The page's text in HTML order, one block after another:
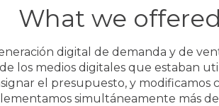
What we offered
digital de demanda y de
los medios digitales que estaban
el presupuesto, y
simultáneamente más